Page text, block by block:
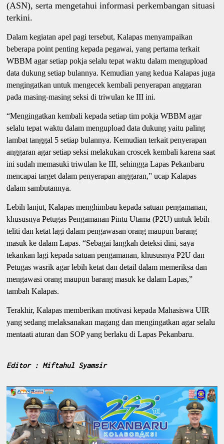
(ASN), serta mengetahui informasi perkembangan situasi
terkini.
Dalam kegiatan apel pagi tersebut, Kalapas menyampaikan
beberapa point penting kepada pegawai, yang pertama terkait
WBBM agar setiap pokja selalu tepat waktu dalam mengupload
data dukung setiap bulannya. Kemudian yang kedua Kalapas juga
mengingatkan untuk mengecek kembali penyerapan anggaran
pada masing-masing seksi di triwulan ke III ini.
“Mengingatkan kembali kepada setiap tim pokja WBBM agar
selalu tepat waktu dalam mengupload data dukung yaitu paling
lambat tanggal 5 setiap bulannya. Kemudian terkait penyerapan
anggaran agar setiap seksi melakukan croscek kembali karena saat
ini sudah memasuki triwulan ke III, sehingga Lapas Pekanbaru
mencapai target dalam penyerapan anggaran,” ucap Kalapas
dalam sambutannya.
Lebih lanjut, Kalapas menghimbau kepada satuan pengamanan,
khususnya Petugas Pengamanan Pintu Utama (P2U) untuk lebih
teliti dan ketat lagi dalam pengawasan orang maupun barang
masuk ke dalam Lapas. “Sebagai langkah deteksi dini, saya
tekankan lagi kepada satuan pengamanan, khususnya P2U dan
Petugas wasrik agar lebih ketat dan detail dalam memeriksa dan
mengawasi orang maupun barang masuk ke dalam Lapas,”
tambah Kalapas.
Terakhir, Kalapas memberikan motivasi kepada Mahasiswa UIR
yang sedang melaksanakan magang dan mengingatkan agar selalu
mentaati aturan dan SOP yang berlaku di Lapas Pekanbaru.
Editor : Miftahul Syamsir